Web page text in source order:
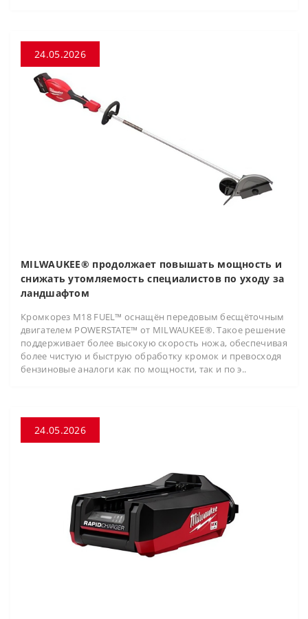
24.05.2026
MILWAUKEE® продолжает повышать мощность и
снижать утомляемость специалистов по уходу за
ландшафтом
Кромкорез M18 FUEL™ оснащён передовым бесщёточным
двигателем POWERSTATE™ от MILWAUKEE®. Такое решение
поддерживает более высокую скорость ножа, обеспечивая
более чистую и быструю обработку кромок и превосходя
бензиновые аналоги как по мощности, так и по э..
24.05.2026